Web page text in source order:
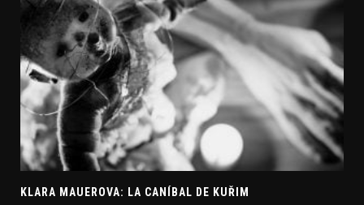
KLARA MAUEROVA: LA CANÍBAL DE KUŘIM